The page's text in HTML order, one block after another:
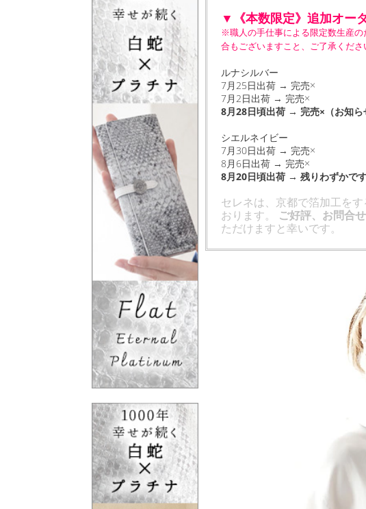
▼《本数限定》追加オー
※職人の手仕事による限定数生産
合もございますこと、ご了承くださ
ルナシルバー
7月25日出荷 → 完売×
7月2日出荷 → 完売×
8月28日頃出荷 → 完売×（お知ら
シエルネイビー
7月30日出荷 → 完売×
8月6日出荷 → 完売×
8月20日頃出荷 → 残りわずかで
セレネは、京都で箔加工を
おります。 ご好評、お問合
ただけますと幸いです。